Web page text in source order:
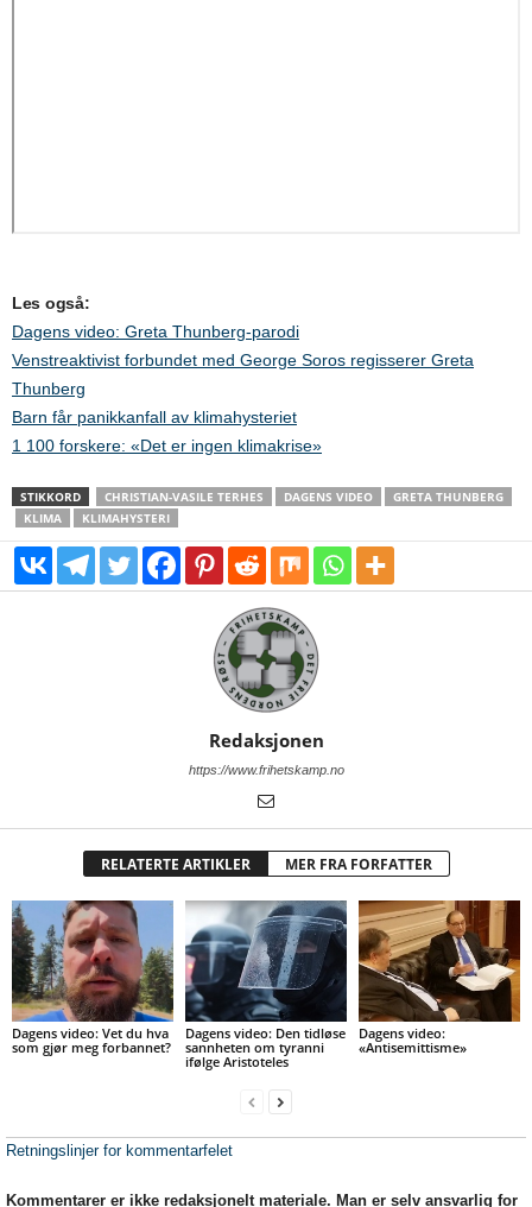
Les også:
Dagens video: Greta Thunberg-parodi
Venstreaktivist forbundet med George Soros regisserer Greta
Thunberg
Barn får panikkanfall av klimahysteriet
1 100 forskere: «Det er ingen klimakrise»
STIKKORD CHRISTIAN-VASILE TERHES DAGENS VIDEO
GRETA THUNBERG
KLIMA
KLIMAHYSTERI
Redaksjonen
https://www.frihetskamp.no
RELATERTE ARTIKLER MER FRA FORFATTER
Dagens video: Vet du hva
som gjør meg forbannet?
Dagens video: Den tidløse
sannheten om tyranni
ifølge Aristoteles
Dagens video:
«Antisemittisme»
Retningslinjer for kommentarfelet
Kommentarer er ikke redaksjonelt materiale. Man er selv ansvarlig for